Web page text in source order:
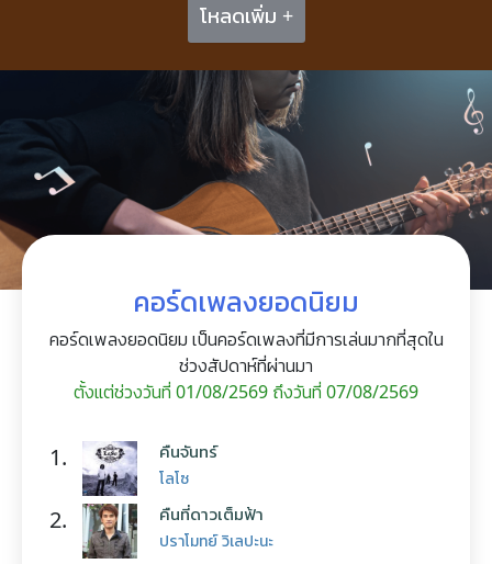
โหลดเพิ่ม +
คอร์ดเพลงยอดนิยม
คอร์ดเพลงยอดนิยม เป็นคอร์ดเพลงที่มีการเล่นมากที่สุดใน
ช่วงสัปดาห์ที่ผ่านมา
ตั้งแต่ช่วงวันที่ 01/08/2569 ถึงวันที่ 07/08/2569
1. คืนจันทร์
โลโซ
2. คืนที่ดาวเต็มฟ้า
ปราโมทย์ วิเลปะนะ